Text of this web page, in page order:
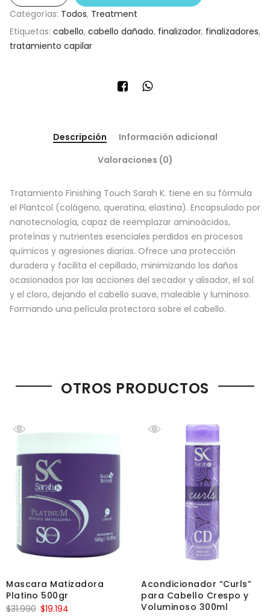
Categorías: Todos, Treatment
Etiquetas: cabello, cabello dañado, finalizador, finalizadores,
tratamiento capilar
Descripción
Información adicional
Valoraciones (0)
Tratamiento Finishing Touch Sarah K. tiene en su fórmula
el Plantcol (colágeno, queratina, elastina). Encapsulado por
nanotecnología, capaz de reemplazar aminoácidos,
proteínas y nutrientes esenciales perdidos en procesos
químicos y agresiones diarias. Ofrece una protección
duradera y facilita el cepillado, minimizando los daños
ocasionados por las acciones del secador y alisador, el sol
y el cloro, dejando el cabello suave, maleable y luminoso.
Formando una película protectora sobre el cabello.
OTROS PRODUCTOS
Mascara Matizadora
Platino 500gr
$31.990 $19.194
Acondicionador “Curls”
para Cabello Crespo y
Voluminoso 300ml